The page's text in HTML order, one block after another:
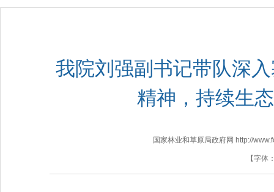
我院刘强副书记带队深
精神，持续生
国家林业和草原局政府网 http://
【字体